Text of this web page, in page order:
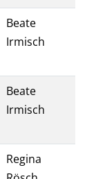
Beate
Irmisch
Beate
Irmisch
Regina